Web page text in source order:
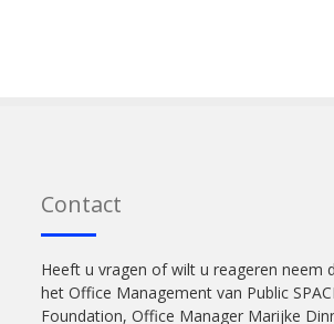
Contact
Heeft u vragen of wilt u reageren neem
het Office Management van Public
Foundation, Office Manager Marijke